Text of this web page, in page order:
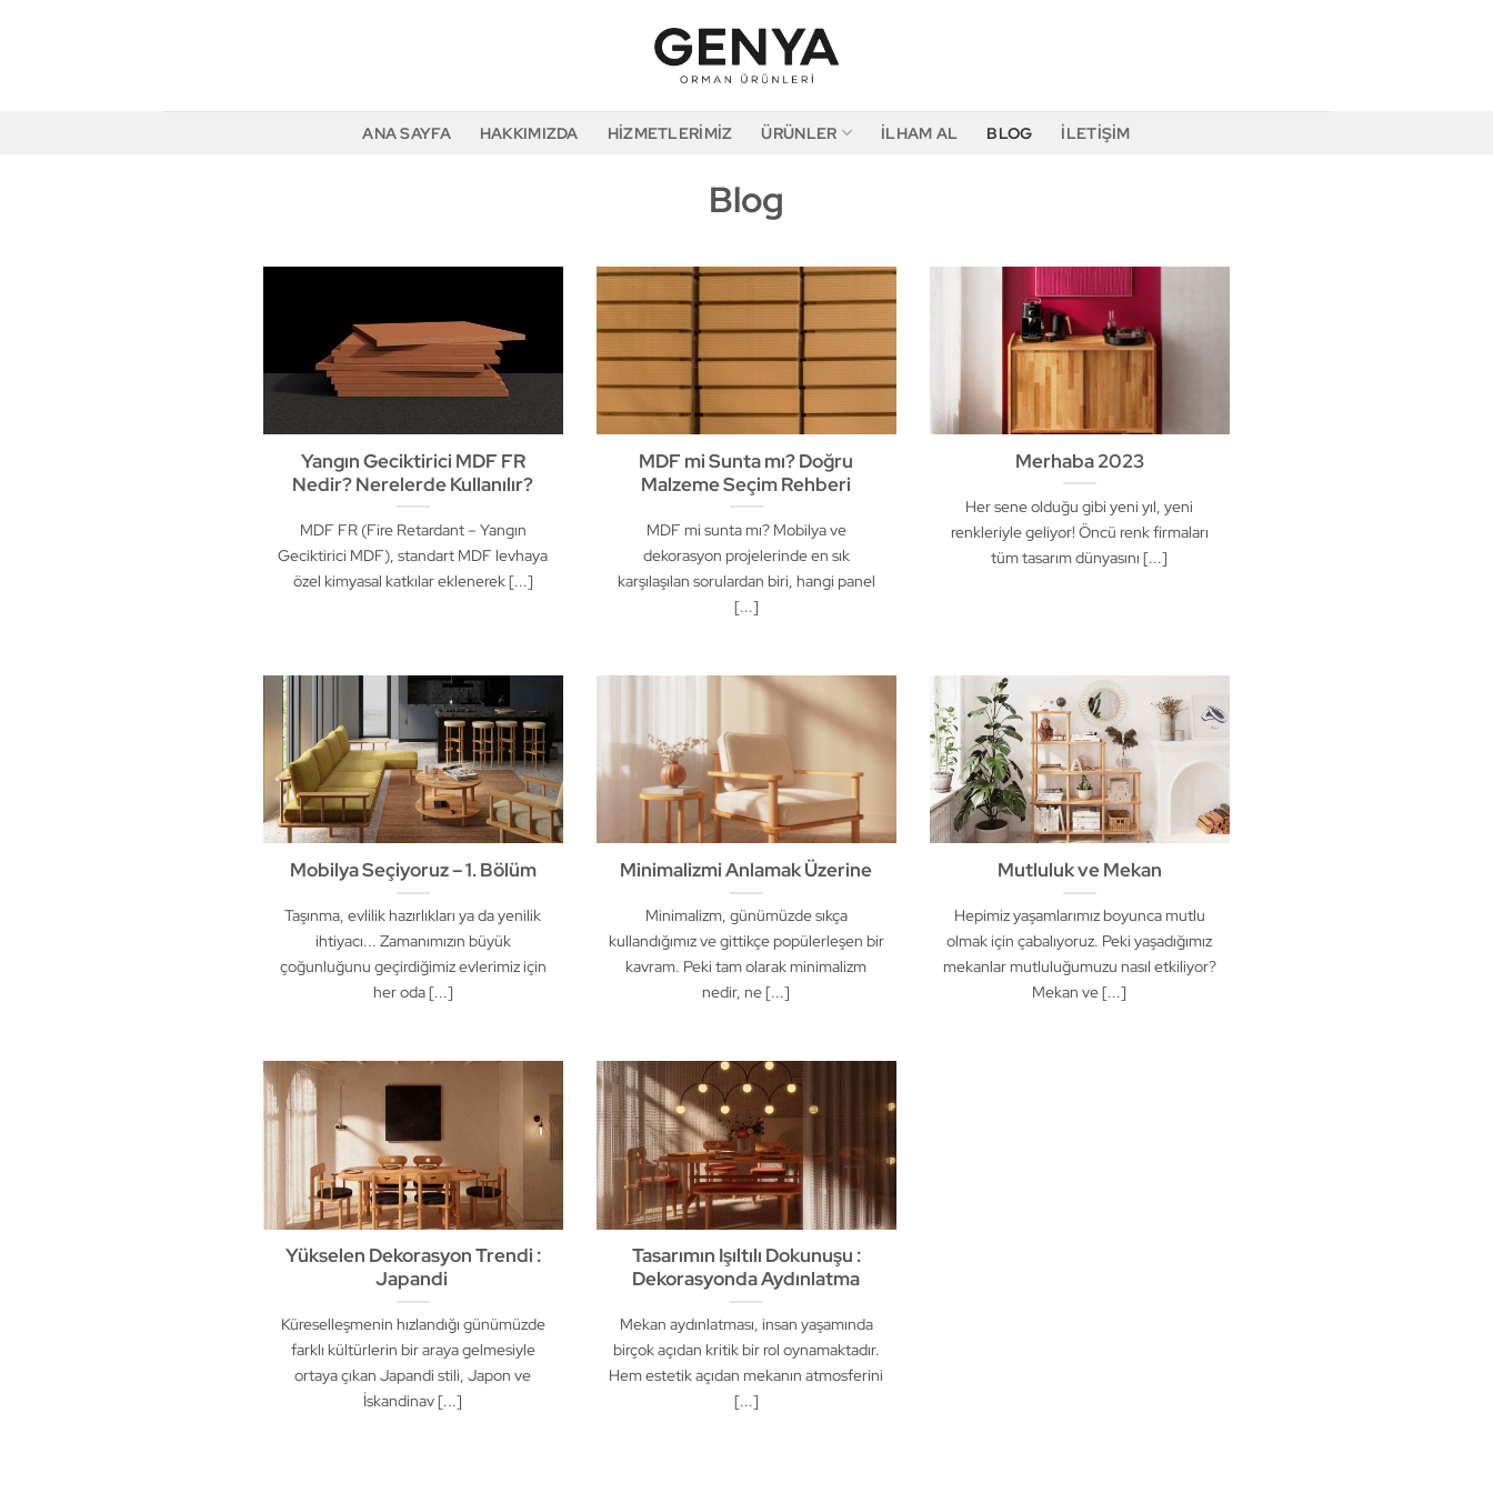
ANA SAYFA HAKKIMIZDA HIZMETLERIMIZ ÜRÜNLER İLHAM AL BLOG İLETIŞIM
Blog
Yangın Geciktirici MDF FR
Nedir? Nerelerde Kullanılır?
MDF FR (Fire Retardant – Yangın
Geciktirici MDF), standart MDF levhaya
özel kimyasal katkılar eklenerek [...]
MDF mi Sunta mı? Doğru
Malzeme Seçim Rehberi
MDF mi sunta mı? Mobilya ve
dekorasyon projelerinde en sık
karşılaşılan sorulardan biri, hangi panel
[...]
Merhaba 2023
Her sene olduğu gibi yeni yıl, yeni
renkleriyle geliyor! Öncü renk firmaları
tüm tasarım dünyasını [...]
Mobilya Seçiyoruz – 1. Bölüm
Taşınma, evlilik hazırlıkları ya da yenilik
ihtiyacı... Zamanımızın büyük
çoğunluğunu geçirdiğimiz evlerimiz için
her oda [...]
Minimalizmi Anlamak Üzerine
Minimalizm, günümüzde sıkça
kullandığımız ve gittikçe popülerleşen bir
kavram. Peki tam olarak minimalizm
nedir, ne [...]
Mutluluk ve Mekan
Hepimiz yaşamlarımız boyunca mutlu
olmak için çabalıyoruz. Peki yaşadığımız
mekanlar mutluluğumuzu nasıl etkiliyor?
Mekan ve [...]
Yükselen Dekorasyon Trendi :
Japandi
Küreselleşmenin hızlandığı günümüzde
farklı kültürlerin bir araya gelmesiyle
ortaya çıkan Japandi stili, Japon ve
İskandinav [...]
Tasarımın Işıltılı Dokunuşu :
Dekorasyonda Aydınlatma
Mekan aydınlatması, insan yaşamında
birçok açıdan kritik bir rol oynamaktadır.
Hem estetik açıdan mekanın atmosferini
[...]